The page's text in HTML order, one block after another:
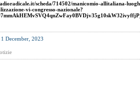
scheda/714502/manicomio-allitaliana-
vi-congresso-nazionale?
1 December, 2023